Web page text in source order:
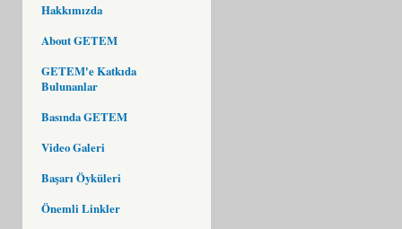
Hakkımızda
About GETEM
GETEM'e Katkıda
Bulunanlar
Basında GETEM
Video Galeri
Başarı Öyküleri
Önemli Linkler